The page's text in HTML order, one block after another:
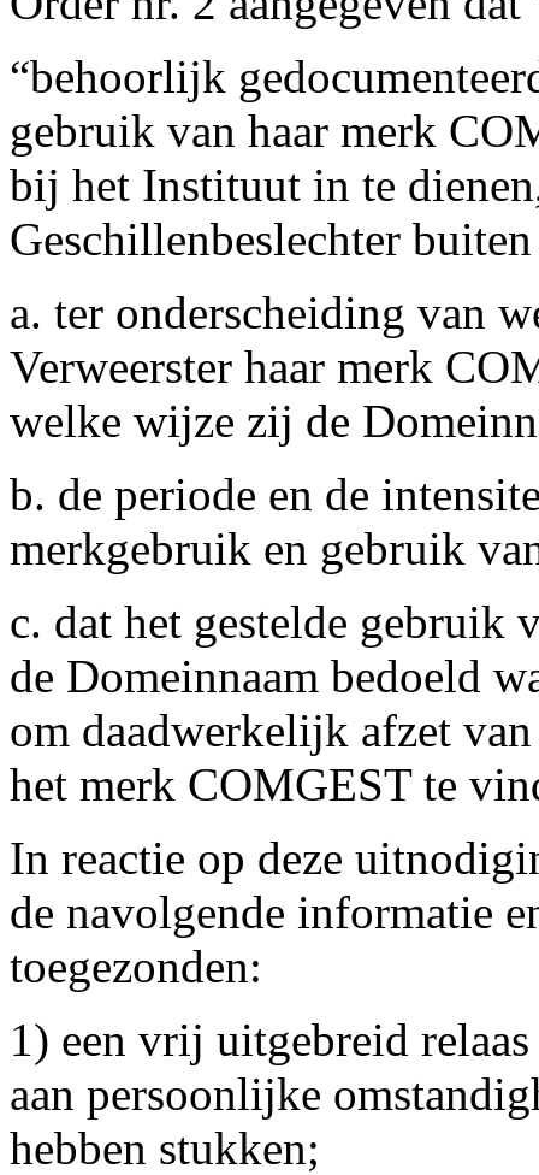
“behoorlijk
gebruik van haar merk
bij het Instituut in te
Geschillenbeslechter
a. ter onderscheiding van
Verweerster haar merk
welke wijze zij de
b. de periode en de
merkgebruik en gebruik
c. dat het gestelde gebruik
de Domeinnaam bedoeld
om daadwerkelijk afzet
het merk COMGEST te
In reactie op deze
de navolgende informatie
toegezonden:
1) een vrij uitgebreid
aan persoonlijke
hebben stukken;